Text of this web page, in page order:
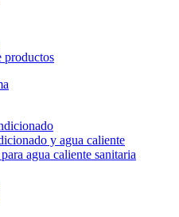
productos
y agua caliente
agua caliente sanitaria